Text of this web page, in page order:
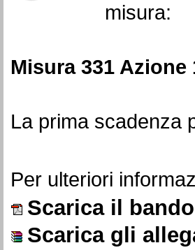
misura:
Misura 331
La prima scadenza
Per ulteriori
Scarica il bando
Scarica gli